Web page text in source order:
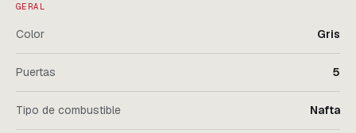
GERAL
Color Gris
Puertas 5
Tipo de combustible Nafta